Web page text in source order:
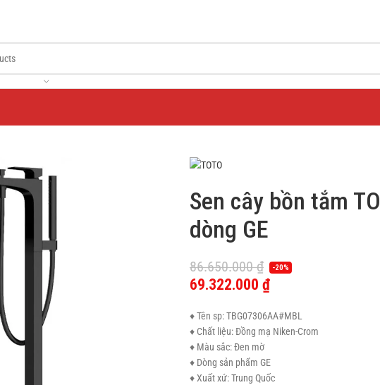
Sen cây bồn tắm
dòng GE
86.650.000₫ -20%
69.322.000 ₫
♦ Tên sp: TBG07306AA#MBL
♦ Chất liệu: Đồng mạ Niken-Crom
♦ Màu sắc: Đen mờ
♦ Dòng sản phẩm GE
♦ Xuất xứ: Trung Quốc